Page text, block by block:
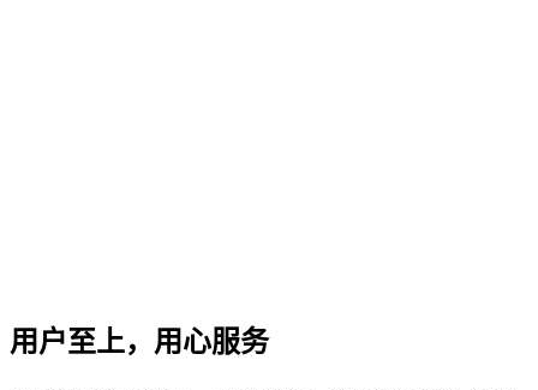
企业文化
用户至上，用心服务